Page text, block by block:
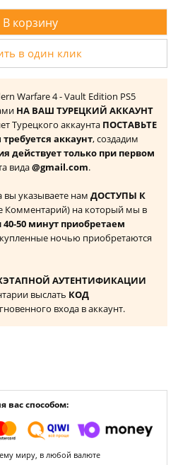
В корзину
в один клик
Warfare 4 - Vault Edition PS5
НА ВАШ ТУРЕЦКИЙ АККАУНТ
Турецкого аккаунта ПОСТАВЬТЕ
аккаунт, создадим
действует только при первом
вида@gmail.com.
указываете нам ДОСТУПЫ К
Комментарий) на который мы в
40-50 минут приобретаем
ночью приобретаются
АУТЕНТИФИКАЦИИ
выслать КОД
входа в аккаунт.
вас способом:
миру, в любой валюте